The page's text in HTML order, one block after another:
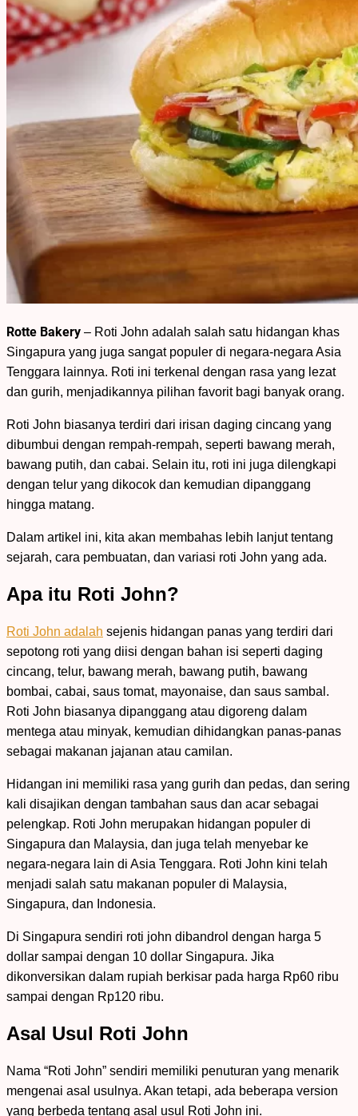
Rotte Bakery – Roti John adalah salah satu hidangan khas
Singapura yang juga sangat populer di negara-negara Asia
Tenggara lainnya. Roti ini terkenal dengan rasa yang lezat
dan gurih, menjadikannya pilihan favorit bagi banyak orang.
Roti John biasanya terdiri dari irisan daging cincang yang
dibumbui dengan rempah-rempah, seperti bawang merah,
bawang putih, dan cabai. Selain itu, roti ini juga dilengkapi
dengan telur yang dikocok dan kemudian dipanggang
hingga matang.
Dalam artikel ini, kita akan membahas lebih lanjut tentang
sejarah, cara pembuatan, dan variasi roti John yang ada.
Apa itu Roti John?
Roti John adalah sejenis hidangan panas yang terdiri dari
sepotong roti yang diisi dengan bahan isi seperti daging
cincang, telur, bawang merah, bawang putih, bawang
bombai, cabai, saus tomat, mayonaise, dan saus sambal.
Roti John biasanya dipanggang atau digoreng dalam
mentega atau minyak, kemudian dihidangkan panas-panas
sebagai makanan jajanan atau camilan.
Hidangan ini memiliki rasa yang gurih dan pedas, dan sering
kali disajikan dengan tambahan saus dan acar sebagai
pelengkap. Roti John merupakan hidangan populer di
Singapura dan Malaysia, dan juga telah menyebar ke
negara-negara lain di Asia Tenggara. Roti John kini telah
menjadi salah satu makanan populer di Malaysia,
Singapura, dan Indonesia.
Di Singapura sendiri roti john dibandrol dengan harga 5
dollar sampai dengan 10 dollar Singapura. Jika
dikonversikan dalam rupiah berkisar pada harga Rp60 ribu
sampai dengan Rp120 ribu.
Asal Usul Roti John
Nama “Roti John” sendiri memiliki penuturan yang menarik
mengenai asal usulnya. Akan tetapi, ada beberapa version
yang berbeda tentang asal usul Roti John ini.